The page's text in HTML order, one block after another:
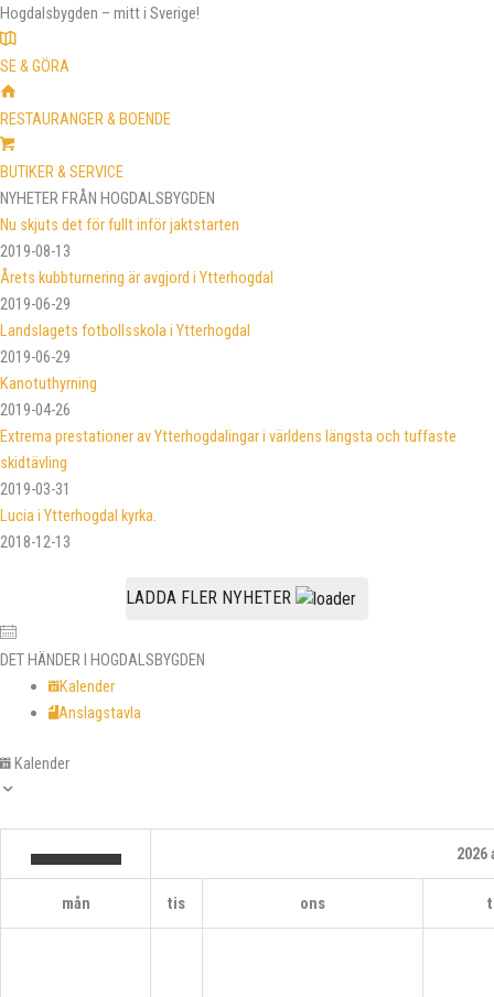
Hoppa
till
innehåll
Hogdalsbygden – mitt i Sverige!
SE & GÖRA
RESTAURANGER & BOENDE
BUTIKER & SERVICE
NYHETER FRÅN HOGDALSBYGDEN
Nu skjuts det för fullt inför jaktstarten
2019-08-13
Årets kubbturnering är avgjord i Ytterhogdal
2019-06-29
Landslagets fotbollsskola i Ytterhogdal
2019-06-29
Kanotuthyrning
2019-04-26
Extrema prestationer av Ytterhogdalingar i världens längsta och tuffaste
skidtävling
2019-03-31
Lucia i Ytterhogdal kyrka.
2018-12-13
LADDA FLER NYHETER
DET HÄNDER I HOGDALSBYGDEN
Kalender
Anslagstavla
Kalender
2026
mån tis ons